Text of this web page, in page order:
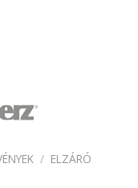
/ ELZÁRÓ